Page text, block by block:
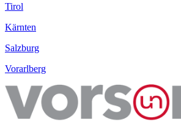
Tirol
Kärnten
Salzburg
Vorarlberg